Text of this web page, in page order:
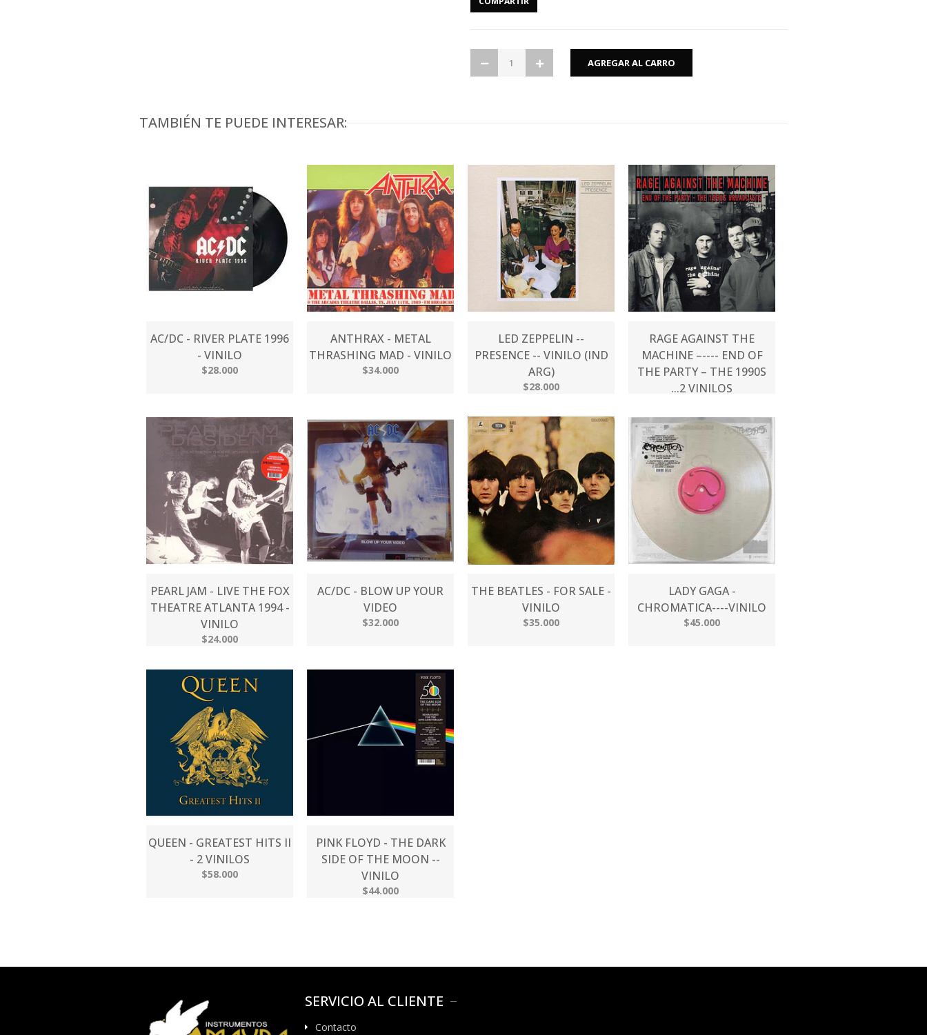
TAMBIÉN TE PUEDE INTERESAR:
AC/DC - RIVER PLATE 1996
- VINILO
$28.000
ANTHRAX - METAL
THRASHING MAD - VINILO
$34.000
LED ZEPPELIN --
PRESENCE -- VINILO (IND
ARG)
$28.000
RAGE AGAINST THE
MACHINE –---- END OF
THE PARTY – THE 1990S
...2 VINILOS
PEARL JAM - LIVE THE FOX
THEATRE ATLANTA 1994 -
VINILO
$24.000
AC/DC - BLOW UP YOUR
VIDEO
$32.000
THE BEATLES - FOR SALE -
VINILO
$35.000
LADY GAGA -
CHROMATICA----VINILO
$45.000
QUEEN - GREATEST HITS II
- 2 VINILOS
$58.000
PINK FLOYD - THE DARK
SIDE OF THE MOON --
VINILO
$44.000
SERVICIO AL CLIENTE
Contacto